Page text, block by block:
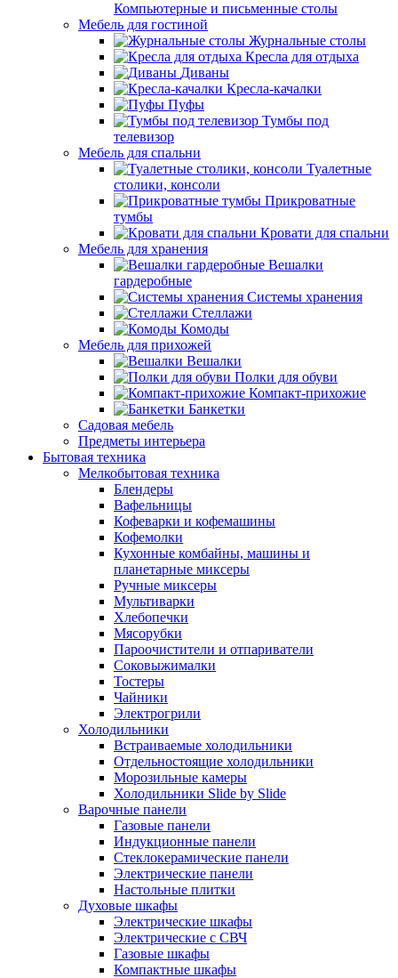
Компьютерные и письменные столы
Мебель для гостиной
Журнальные столы
Кресла для отдыха
Диваны
Кресла-качалки
Пуфы
Тумбы под
телевизор
Мебель для спальни
Туалетные
столики, консоли
Прикроватные
тумбы
Кровати для спальни
Мебель для хранения
Вешалки
гардеробные
Системы хранения
Стеллажи
Комоды
Мебель для прихожей
Вешалки
Полки для обуви
Компакт-прихожие
Банкетки
Садовая мебель
Предметы интерьера
Бытовая техника
Мелкобытовая техника
Блендеры
Вафельницы
Кофеварки и кофемашины
Кофемолки
Кухонные комбайны, машины и
планетарные миксеры
Ручные миксеры
Мультиварки
Хлебопечки
Мясорубки
Пароочистители и отпариватели
Соковыжималки
Тостеры
Чайники
Электрогрили
Холодильники
Встраиваемые холодильники
Отдельностоящие холодильники
Морозильные камеры
Холодильники Slide by Slide
Варочные панели
Газовые панели
Индукционные панели
Стеклокерамические панели
Электрические панели
Настольные плитки
Духовые шкафы
Электрические шкафы
Электрические с СВЧ
Газовые шкафы
Компактные шкафы